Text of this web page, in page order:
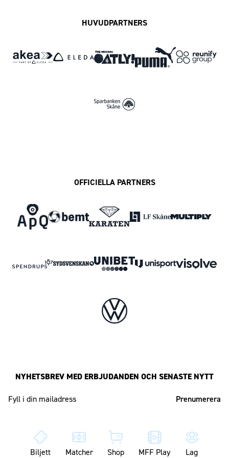
HUVUDPARTNERS
OFFICIELLA PARTNERS
NYHETSBREV MED ERBJUDANDEN OCH SENASTE NYTT
Biljett Matcher Shop MFF Play Lag